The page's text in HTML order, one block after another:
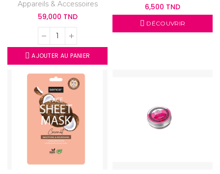
Appareils & Accessoires
59,000 TND
AJOUTER AU PANIER
6,500 TND
DÉCOUVRIR